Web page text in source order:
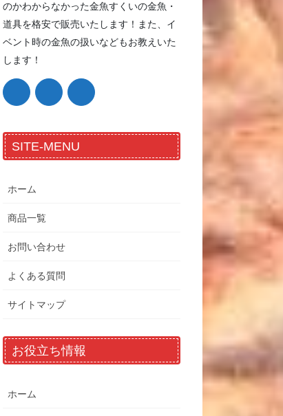
のかわからなかった金魚すくいの金魚・
道具を格安で販売いたします！また、イ
ベント時の金魚の扱いなどもお教えいた
します！
SITE-MENU
ホーム
商品一覧
お問い合わせ
よくある質問
サイトマップ
お役立ち情報
ホーム